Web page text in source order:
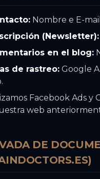
Nombre e E-
(Newsletter):
en el blog:
de rastreo: Google
Facebook Ads y
web
DE